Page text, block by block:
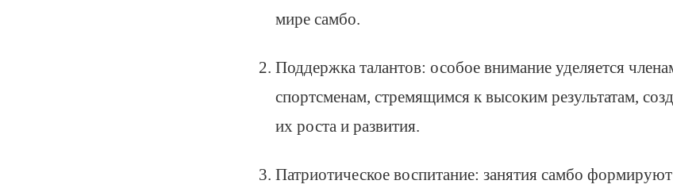
мире самбо.
Поддержка талантов: особое внимание уделяется
спортсменам, стремящимся к высоким результатам,
их роста и развития.
Патриотическое воспитание: занятия самбо